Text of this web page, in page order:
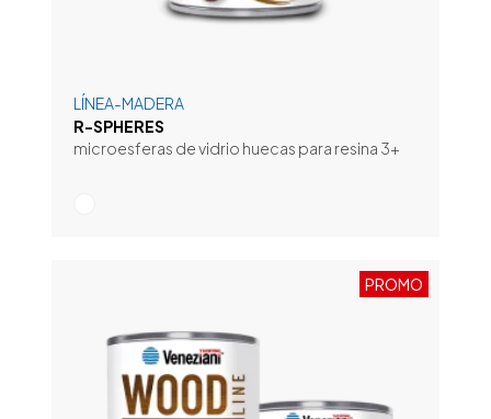
LÍNEA-MADERA
R-SPHERES
microesferas de vidrio huecas para resina 3+
PROMO